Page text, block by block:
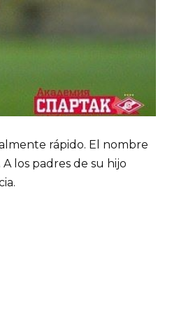
rápido. El nombre
los padres de su hijo